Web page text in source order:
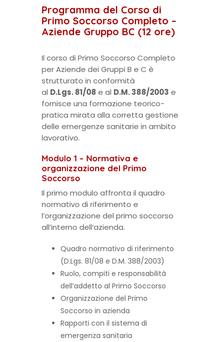
Programma del Corso di
Primo Soccorso Completo –
Aziende Gruppo BC (12 ore)
Il corso di Primo Soccorso Completo
per Aziende dei Gruppi B e C è
strutturato in conformità
al D.Lgs. 81/08 e al D.M. 388/2003 e
fornisce una formazione teorico-
pratica mirata alla corretta gestione
delle emergenze sanitarie in ambito
lavorativo.
Modulo 1 – Normativa e
organizzazione del Primo
Soccorso
Il primo modulo affronta il quadro
normativo di riferimento e
l’organizzazione del primo soccorso
all’interno dell’azienda.
Quadro normativo di riferimento
(D.Lgs. 81/08 e D.M. 388/2003)
Ruolo, compiti e responsabilità
dell’addetto al Primo Soccorso
Organizzazione del Primo
Soccorso in azienda
Rapporti con il sistema di
emergenza sanitaria